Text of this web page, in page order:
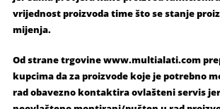
vrijednost proizvoda time što se stanje
mijenja.
Od strane trgovine www.multialati.com
kupcima da za proizvode koje je potrebno
rad obavezno kontaktira ovlašteni servis